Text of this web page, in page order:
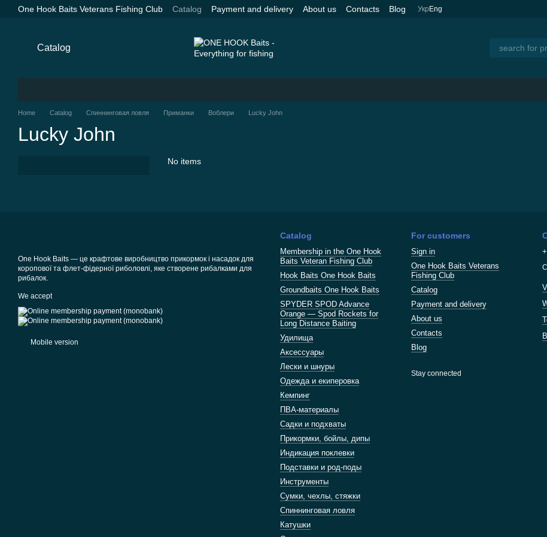
Skip to main content
One Hook Baits Veterans Fishing Club Catalog Payment and delivery About us Contacts Blog Укр Eng
Catalog
Home Catalog Спиннинговая ловля Приманки Воблери Lucky John
Lucky John
No items
One Hook Baits — це крафтове виробництво прикормок і насадок для
коропової та флет-фідерної риболовлі, яке створене рибалками для
рибалок.
We accept
Mobile version
Catalog
Membership in the One Hook
Baits Veteran Fishing Club
Hook Baits One Hook Baits
Groundbaits One Hook Baits
SPYDER SPOD Advance
Orange — Spod Rockets for
Long Distance Baiting
Удилища
Аксессуары
Лески и шнуры
Одежда и екиперовка
Кемпинг
ПВА-материалы
Садки и подхваты
Прикормки, бойлы, дипы
Индикация поклевки
Подставки и род-поды
Инструменты
Сумки, чехлы, стяжки
Спиннинговая ловля
Катушки
For customers
Sign in
One Hook Baits Veterans
Fishing Club
Catalog
Payment and delivery
About us
Contacts
Blog
Stay connected